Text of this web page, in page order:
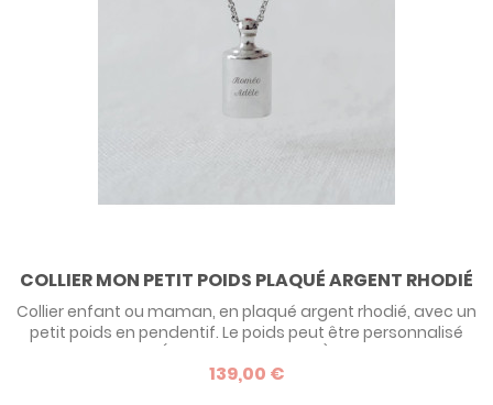
COLLIER MON PETIT POIDS PLAQUÉ ARGENT RHODIÉ
Collier enfant ou maman, en plaqué argent rhodié, avec un
petit poids en pendentif. Le poids peut être personnalisé
par une gravure (prénom, poids, date). Voir le descriptif
détaillé ci-dessous.
139,00 €